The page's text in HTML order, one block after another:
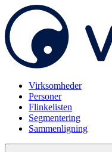
Virksomheder
Personer
Flinkelisten
Segmentering
Sammenligning